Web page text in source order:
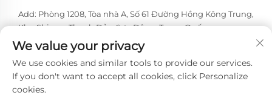
Add: Phòng 1208, Tòa nhà A, Số 61 Đường Hồng Kông Trung,
Khu Shinan, Thanh Đảo, Sơn Đông, Trung Quốc
ĐT:+86-53285879528
Email: [email protected]
We value your privacy
We use cookies and similar tools to provide our services.
If you don't want to accept all cookies, click Personalize
cookies.